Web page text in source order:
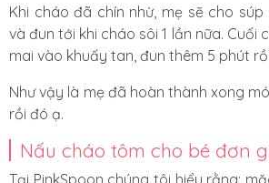
Khi cháo đã chín nhừ, mẹ sẽ cho
và đun tới khi cháo sôi 1 lần nữa. Cuối
mai vào khuấy tan, đun thêm 5 phút
Như vậy là mẹ đã hoàn thành xong
rồi đó ạ.
Nấu cháo tôm cho bé đơn
Tại PinkSpoon chúng tôi hiểu rằng: